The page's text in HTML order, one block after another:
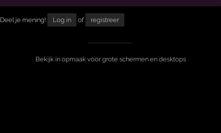
Deel je mening! Log in of registreer
Bekijk in opmaak voor grote schermen en desktops